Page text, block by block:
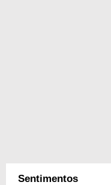
Sentimentos